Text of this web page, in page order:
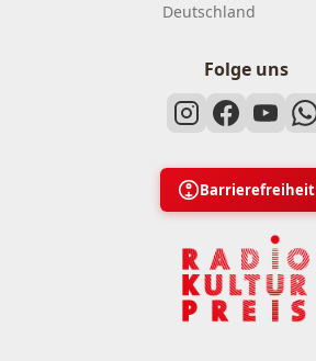
Deutschland
Folge uns
Barrierefreiheit